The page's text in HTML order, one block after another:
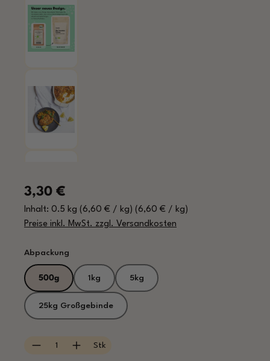
Regulärer Preis:
3,30 €
Inhalt: 0.5 kg (6,60 € / kg) (6,60 € / kg)
Preise inkl. MwSt. zzgl. Versandkosten
Abpackung
500g 1kg 5kg
25kg Großgebinde
Produkt Anzahl: Gib den gewünschten
Stk